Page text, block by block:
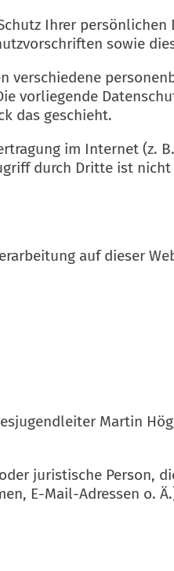
Ihrer
sowie
verschiedene
vorliegende
das geschieht.
im Internet (z.
durch Dritte ist
auf dieser
Martin
juristische Person,
E-Mail-Adressen o.